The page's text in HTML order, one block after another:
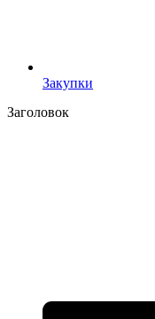
Закупки
Заголовок